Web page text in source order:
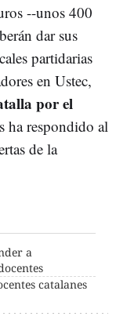
--unos 400
dar sus
partidarias
en Ustec,
por el
ha respondido al
de la
a
catalanes